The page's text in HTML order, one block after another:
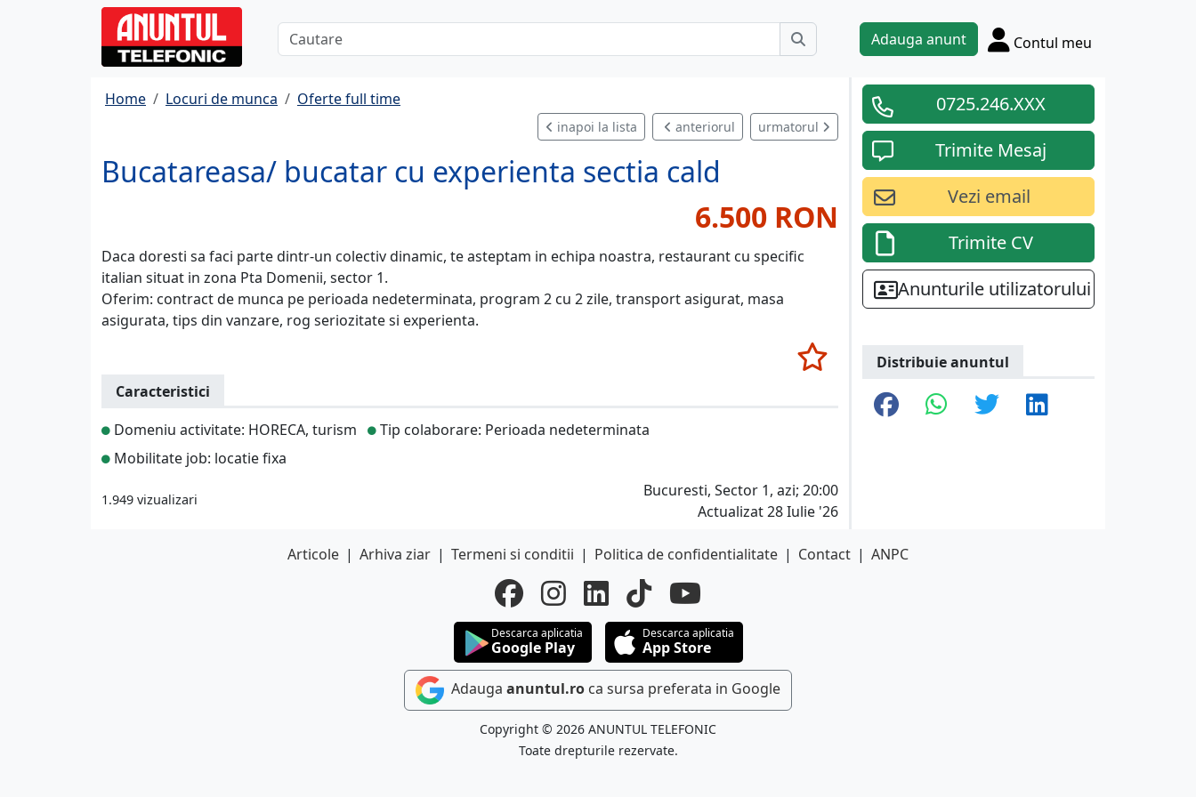
Adauga anunt Contul meu
Home Locuri de munca Oferte full time
inapoi la lista anteriorul urmatorul
Bucatareasa/ bucatar cu experienta sectia cald
6.500 RON
Daca doresti sa faci parte dintr-un colectiv dinamic, te asteptam in echipa noastra, restaurant cu specific
italian situat in zona Pta Domenii, sector 1.
Oferim: contract de munca pe perioada nedeterminata, program 2 cu 2 zile, transport asigurat, masa
asigurata, tips din vanzare, rog seriozitate si experienta.
Caracteristici
Domeniu activitate: HORECA, turism
Tip colaborare: Perioada nedeterminata
Mobilitate job: locatie fixa
1.949 vizualizari
Bucuresti, Sector 1, azi; 20:00
Actualizat 28 Iulie '26
0725.246.XXX
Trimite Mesaj
Vezi email
Trimite CV
Anunturile utilizatorului
Distribuie anuntul
Articole | Arhiva ziar | Termeni si conditii | Politica de confidentialitate | Contact | ANPC
Descarca aplicatia
Google Play
Descarca aplicatia
App Store
Adauga anuntul.ro ca sursa preferata in Google
Copyright © 2026 ANUNTUL TELEFONIC
Toate drepturile rezervate.